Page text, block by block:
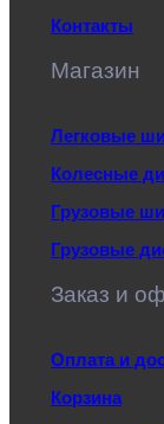
Контакты
Магазин
Легковые
Колесные
Грузовые
Грузовые
Заказ и
Оплата и
Корзина